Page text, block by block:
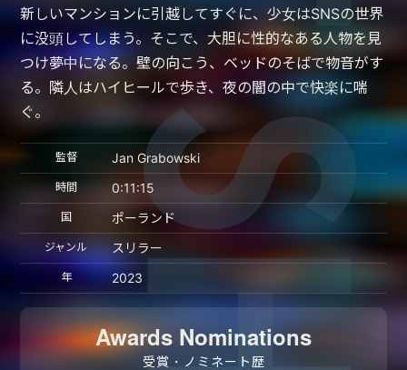
新しいマンションに引越してすぐに、少女はSNSの世界
に没頭してしまう。そこで、大胆に性的なある人物を見
つけ夢中になる。壁の向こう、ベッドのそばで物音がす
る。隣人はハイヒールで歩き、夜の闇の中で快楽に喘
ぐ。
監督 Jan Grabowski
時間 0:11:15
国 ポーランド
ジャンル スリラー
年 2023
Awards Nominations
受賞・ノミネート歴